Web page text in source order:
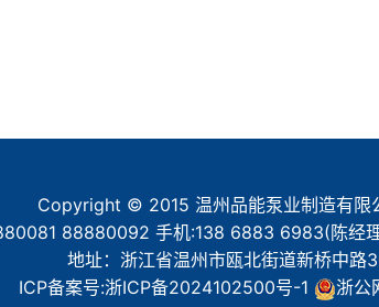
Copyright © 2015 温州品能泵业制造有限
88880092 手机:138 6883 6983(陈经
地址：浙江省温州市瓯北街道新桥中路
ICP备案号:浙ICP备2024102500号-1 浙公